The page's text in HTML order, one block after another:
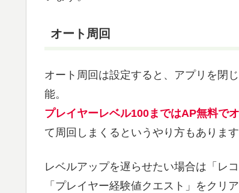
オート周回
オート周回は設定すると、アプリを閉
能。
プレイヤーレベル100まではAP無料で
て周回しまくるというやり方もあります
レベルアップを遅らせたい場合は「レ
「プレイヤー経験値クエスト」をクリ